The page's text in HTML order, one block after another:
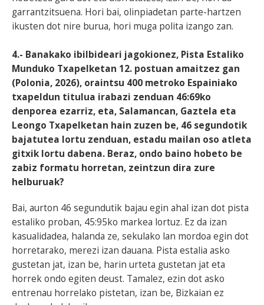
garrantzitsuena. Hori bai, olinpiadetan parte-hartzen
ikusten dot nire burua, hori muga polita izango zan.
4.- Banakako ibilbideari jagokionez, Pista Estaliko
Munduko Txapelketan 12. postuan amaitzez gan
(Polonia, 2026), oraintsu 400 metroko Espainiako
txapeldun titulua irabazi zenduan 46:69ko
denporea ezarriz, eta, Salamancan, Gaztela eta
Leongo Txapelketan hain zuzen be, 46 segundotik
bajatutea lortu zenduan, estadu mailan oso atleta
gitxik lortu dabena. Beraz, ondo baino hobeto be
zabiz formatu horretan, zeintzun dira zure
helburuak?
Bai, aurton 46 segundutik bajau egin ahal izan dot pista
estaliko proban, 45:95ko markea lortuz. Ez da izan
kasualidadea, halanda ze, sekulako lan mordoa egin dot
horretarako, merezi izan dauana. Pista estalia asko
gustetan jat, izan be, harin urteta gustetan jat eta
horrek ondo egiten deust. Tamalez, ezin dot asko
entrenau horrelako pistetan, izan be, Bizkaian ez